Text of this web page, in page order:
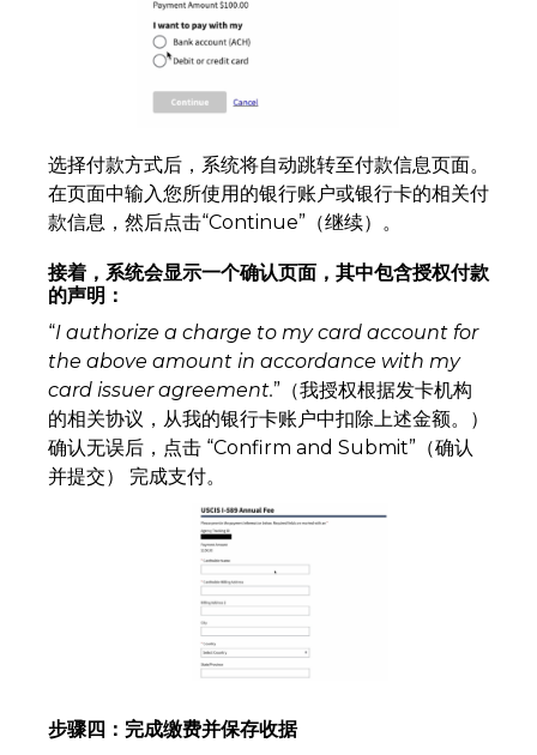
选择付款方式后，系统将自动跳转至付款信息页面。
在页面中输入您所使用的银行账户或银行卡的相关付
款信息，然后点击“Continue”（继续）。
接着，系统会显示一个确认页面，其中包含授权付款
的声明：
“I authorize a charge to my card account for
the above amount in accordance with my
card issuer agreement.”（我授权根据发卡机构
的相关协议，从我的银行卡账户中扣除上述金额。）
确认无误后，点击 “Confirm and Submit”（确认
并提交） 完成支付。
步骤四：完成缴费并保存收据